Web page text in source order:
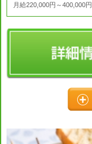
月給220,000円～400,000円